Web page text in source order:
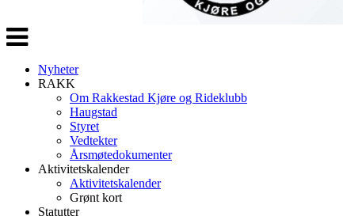
Veksle
navigasjon
Nyheter
RAKK
Om Rakkestad Kjøre og Rideklubb
Haugstad
Styret
Vedtekter
Årsmøtedokumenter
Aktivitetskalender
Aktivitetskalender
Grønt kort
Statutter